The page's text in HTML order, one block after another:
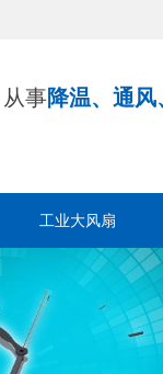
从事降温、通
工业大风扇